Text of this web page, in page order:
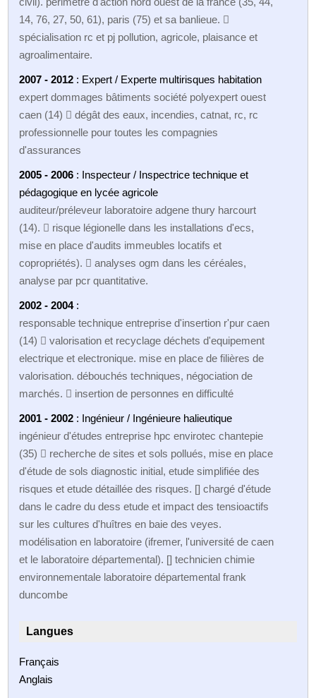
14, 76, 27, 50, 61), paris (75) et sa banlieue. 
spécialisation rc et pj pollution, agricole, plaisance et
agroalimentaire.
2007 - 2012 : Expert / Experte multirisques habitation
expert dommages bâtiments société polyexpert ouest
caen (14)  dégât des eaux, incendies, catnat, rc, rc
professionnelle pour toutes les compagnies
d'assurances
2005 - 2006 : Inspecteur / Inspectrice technique et
pédagogique en lycée agricole
auditeur/préleveur laboratoire adgene thury harcourt
(14).  risque légionelle dans les installations d'ecs,
mise en place d'audits immeubles locatifs et
copropriétés).  analyses ogm dans les céréales,
analyse par pcr quantitative.
2002 - 2004:
responsable technique entreprise d'insertion r'pur caen
(14)  valorisation et recyclage déchets d'equipement
electrique et electronique. mise en place de filières de
valorisation. débouchés techniques, négociation de
marchés.  insertion de personnes en difficulté
2001 - 2002 : Ingénieur / Ingénieure halieutique
ingénieur d'études entreprise hpc envirotec chantepie
(35)  recherche de sites et sols pollués, mise en place
d'étude de sols diagnostic initial, etude simplifiée des
risques et etude détaillée des risques. [] chargé d'étude
dans le cadre du dess etude et impact des tensioactifs
sur les cultures d'huîtres en baie des veyes.
modélisation en laboratoire (ifremer, l'université de caen
et le laboratoire départemental). [] technicien chimie
environnementale laboratoire départemental frank
duncombe
Langues
Français
Anglais